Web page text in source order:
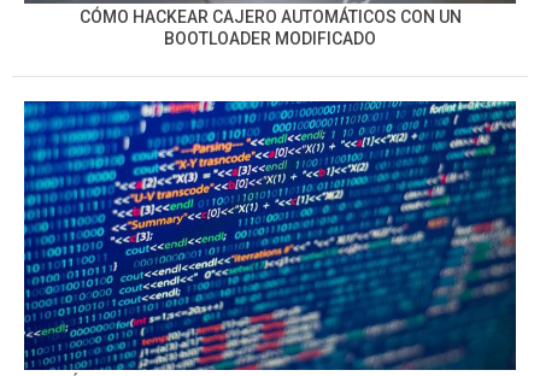
CÓMO HACKEAR CAJERO AUTOMÁTICOS CON UN
BOOTLOADER MODIFICADO